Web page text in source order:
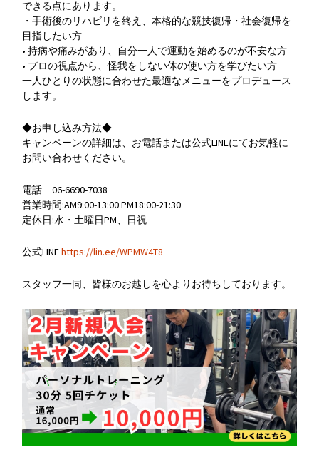
できる点にあります。
・手術後のリハビリを終え、本格的な競技復帰・社会復帰を
目指したい方
• 持病や痛みがあり、自分一人で運動を始めるのが不安な方
• プロの視点から、怪我をしない体の使い方を学びたい方
一人ひとりの状態に合わせた最適なメニューをプロデュース
します。
◆お申し込み方法◆
キャンペーンの詳細は、お電話または公式LINEにてお気軽に
お問い合わせください。
電話 06-6690-7038
営業時間:AM9:00-13:00 PM18:00-21:30
定休日:水・土曜日PM、日祝
公式LINEhttps://lin.ee/WPMW4T8
スタッフ一同、皆様のお越しを心よりお待ちしております。